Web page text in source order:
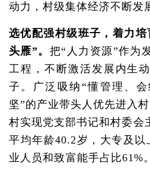
动力，村级集体经济不断发
选优配强村级班子，着力
头雁”。 把“人力资源”作为
工程，不断激活发展内生
子。广泛吸纳“懂管理、
坚”的产业带头人优先进入
村实现党支部书记和村委会
平均年龄40.2岁，大专及以
业人员和致富能手占比61%